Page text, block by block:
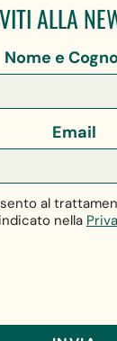
ALLA
Nome e
Email
al
nella